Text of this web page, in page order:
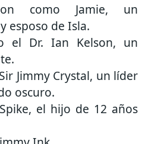
como Jamie, un
esposo de Isla.
el Dr. Ian Kelson, un
Jimmy Crystal, un líder
oscuro.
el hijo de 12 años